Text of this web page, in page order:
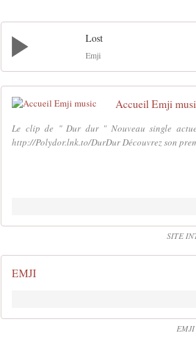
Lost
Emji
Accueil Emji
Le clip de " Dur dur " Nouveau single
http://Polydor.lnk.to/DurDur Découvrez son
SITE
EMJI